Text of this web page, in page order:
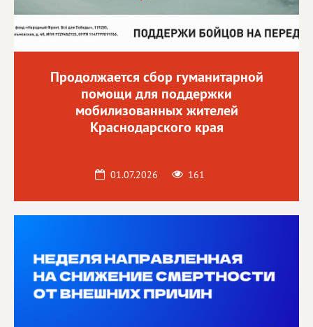
Продолжается сбор гуманитарной
помощи для поддержки
мобилизованных жителей
Краснодарского края
01.07.2026 161